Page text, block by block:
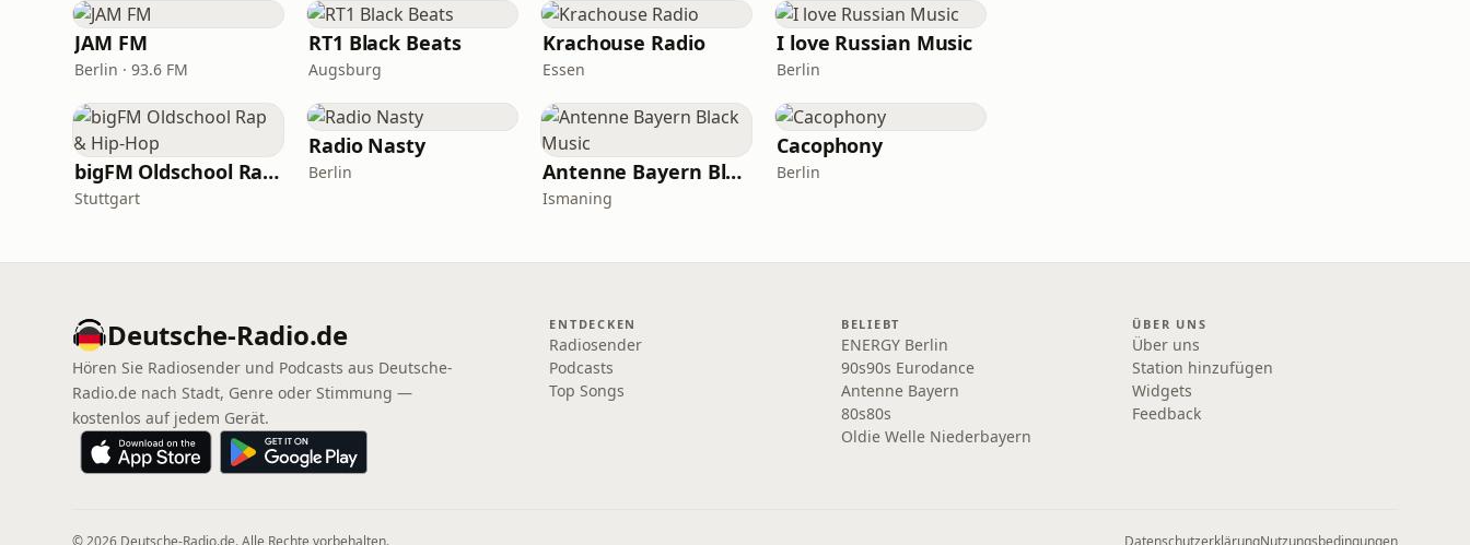
JAM FM
Berlin · 93.6 FM
RT1 Black Beats
Augsburg
Krachouse Radio
Essen
I love Russian Music
Berlin
bigFM Oldschool Rap & Hip-Hop
Stuttgart
Radio Nasty
Berlin Antenne Bayern Black Music
Ismaning
Cacophony
Berlin
Deutsche-Radio.de
Hören Sie Radiosender und Podcasts aus Deutsche-
Radio.de nach Stadt, Genre oder Stimmung —
kostenlos auf jedem Gerät.
ENTDECKEN
Radiosender
Podcasts
Top Songs
BELIEBT
ENERGY Berlin
90s90s Eurodance
Antenne Bayern
80s80s
Oldie Welle Niederbayern
ÜBER UNS
Über uns
Station hinzufügen
Widgets
Feedback
© 2026 Deutsche-Radio.de. Alle Rechte vorbehalten. DatenschutzerklärungNutzungsbedingungen